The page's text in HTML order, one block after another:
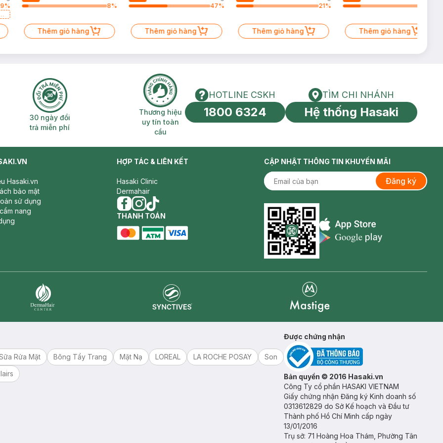
%
8%
Thêm giỏ hàng
47%
Thêm giỏ hàng
21%
Thêm giỏ hàng Thêm giỏ hàng
30 ngày đổi trả miễn phí
30 ngày đổi
trả miễn phí
Thương hiệu uy tín toàn cầu
Thương hiệu
uy tín toàn
cầu
HOTLINE CSKH
HOTLINE CSKH
1800 6324
Tìm chi nhánh
TÌM CHI NHÁNH
Hệ thống Hasaki
Hasaki.vn
bảo mật
sử dụng
nang
HỢP TÁC & LIÊN KẾT
Hasaki Clinic
Dermahair
facebook
instagram
tiktok
THANH TOÁN
CẬP NHẬT THÔNG TIN KHUYẾN MÃI
Đăng ký
Appstore icon
Rửa Mặt Bông Tẩy Trang Mặt Nạ LOREAL LA ROCHE POSAY
Son
Được chứng nhận
Bản quyền © 2016 Hasaki.vn
Công Ty cổ phần HASAKI VIETNAM
Giấy chứng nhận Đăng ký Kinh doanh số
0313612829 do Sở Kế hoạch và Đầu tư
Thành phố Hồ Chí Minh cấp ngày
13/01/2016
Trụ sở: 71 Hoàng Hoa Thám, Phường Tân